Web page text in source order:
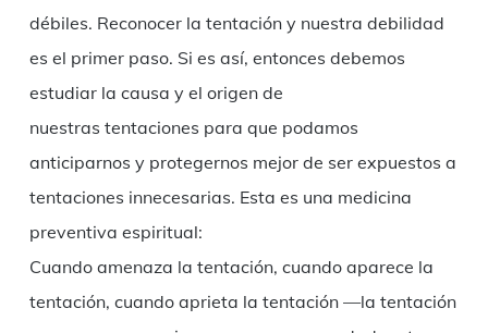
débiles. Reconocer la tentación y nuestra debilidad
es el primer paso. Si es así, entonces debemos
estudiar la causa y el origen de
nuestras tentaciones para que podamos
anticiparnos y protegernos mejor de ser expuestos a
tentaciones innecesarias. Esta es una medicina
preventiva espiritual:
Cuando amenaza la tentación, cuando aparece la
tentación, cuando aprieta la tentación —la tentación